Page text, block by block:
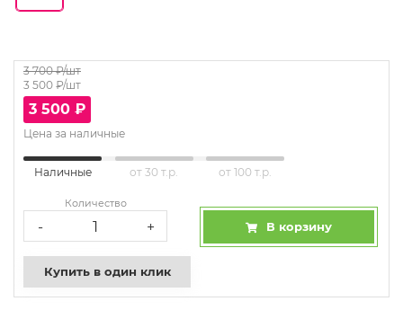
3 700₽/шт
3 500 ₽/шт
3 500 ₽
Цена за наличные
Наличные от 30 т.р. от 100 т.р.
Количество
- + В корзину
Купить в один клик